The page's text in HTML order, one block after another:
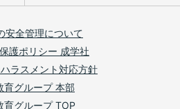
安全管理について
護ポリシー 成学社
ラスメント対応方針
育グループ 本部
育グループ TOP